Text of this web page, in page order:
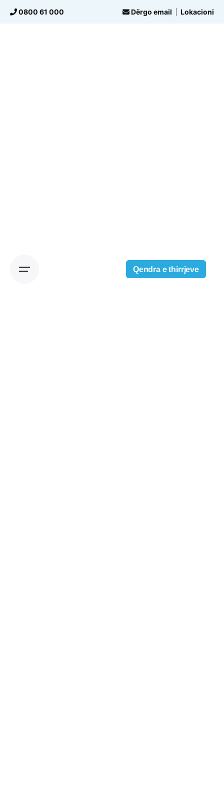
Skip0800 61 000 Lokacioni
Dërgo email
Qendra e thirrjeve